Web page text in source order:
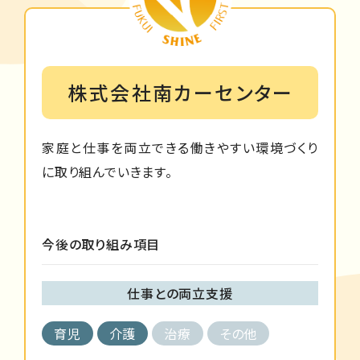
株式会社南カーセンター
家庭と仕事を両立できる働きやすい環境づくり
に取り組んでいきます。
今後の取り組み項目
仕事との両立支援
育児 介護 治療 その他